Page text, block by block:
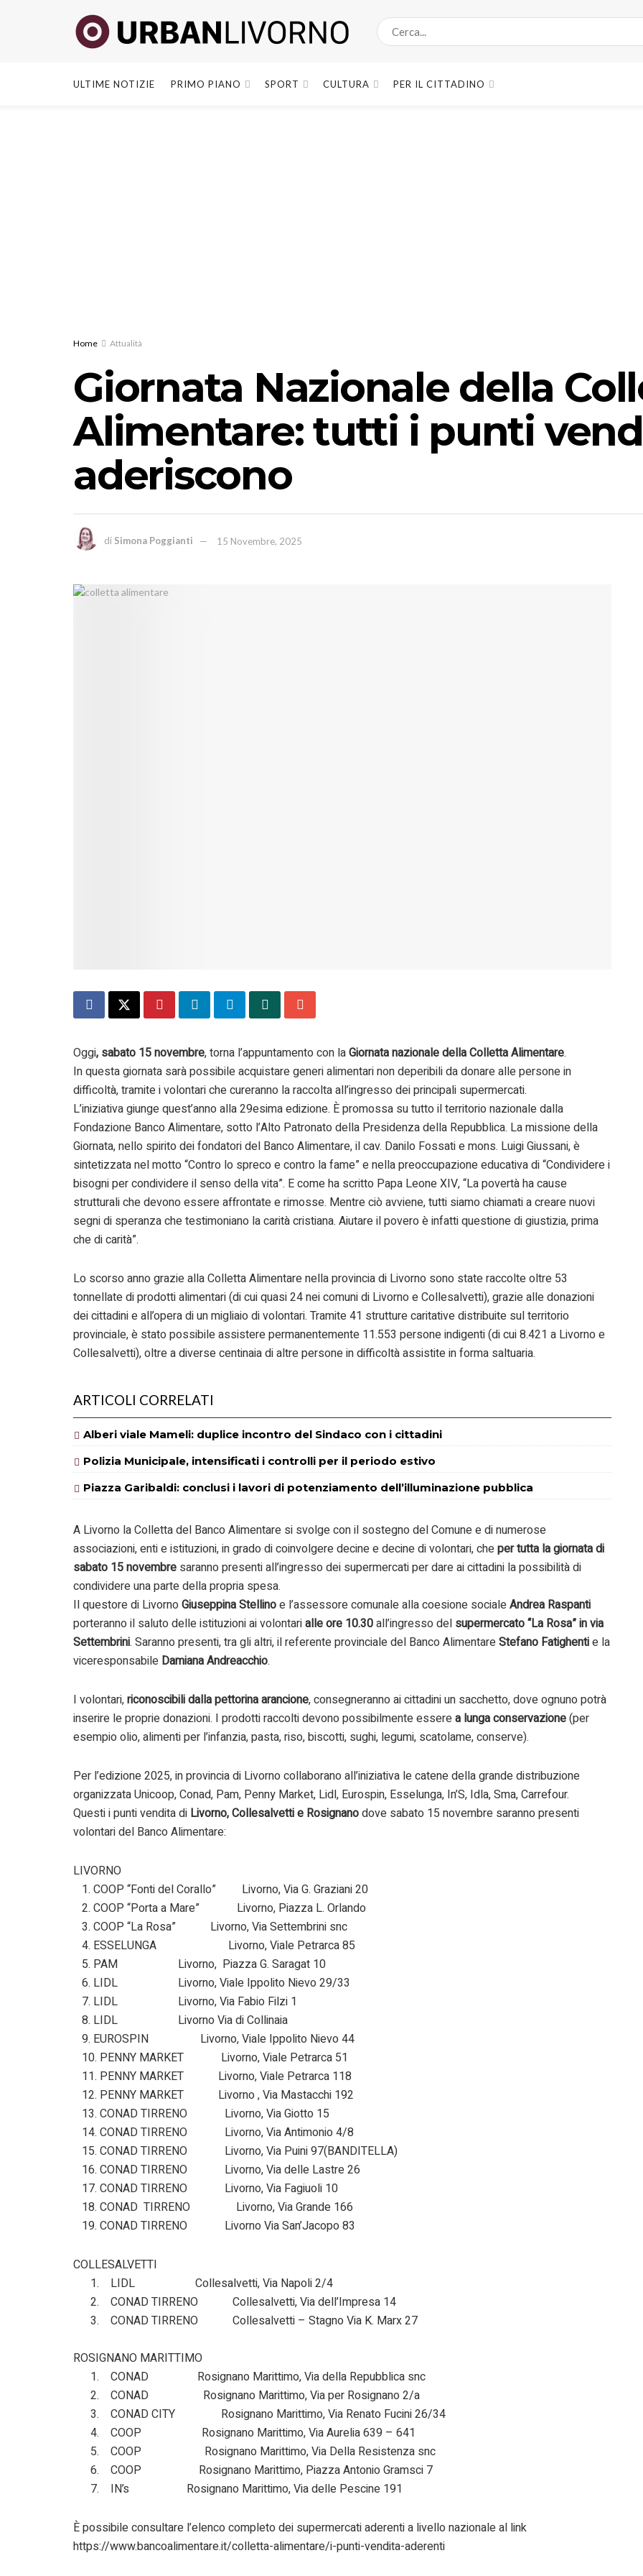
ULTIME NOTIZIE PRIMO PIANO SPORT CULTURA PER IL CITTADINO
Home Attualità
Giornata Nazionale della
Alimentare: tutti i punti
aderiscono
di Simona Poggianti 15 Novembre, 2025
Oggi, sabato 15 novembre, torna l’appuntamento con laGiornata nazionale della Colletta Alimentare.
In questa giornata sarà possibile acquistare generi alimentari non deperibili da donare alle persone in
difficoltà, tramite i volontari che cureranno la raccolta all’ingresso dei principali supermercati.
L’iniziativa giunge quest’anno alla 29esima edizione. È promossa su tutto il territorio nazionale dalla
Fondazione Banco Alimentare, sotto l’Alto Patronato della Presidenza della Repubblica. La missione della
Giornata, nello spirito dei fondatori del Banco Alimentare, il cav. Danilo Fossati e mons. Luigi Giussani, è
sintetizzata nel motto “Contro lo spreco e contro la fame” e nella preoccupazione educativa di “Condividere i
bisogni per condividere il senso della vita”. E come ha scritto Papa Leone XIV, “La povertà ha cause
strutturali che devono essere affrontate e rimosse. Mentre ciò avviene, tutti siamo chiamati a creare nuovi
segni di speranza che testimoniano la carità cristiana. Aiutare il povero è infatti questione di giustizia, prima
che di carità”.
Lo scorso anno grazie alla Colletta Alimentare nella provincia di Livorno sono state raccolte oltre 53
tonnellate di prodotti alimentari (di cui quasi 24 nei comuni di Livorno e Collesalvetti), grazie alle donazioni
dei cittadini e all’opera di un migliaio di volontari. Tramite 41 strutture caritative distribuite sul territorio
provinciale, è stato possibile assistere permanentemente 11.553 persone indigenti (di cui 8.421 a Livorno e
Collesalvetti), oltre a diverse centinaia di altre persone in difficoltà assistite in forma saltuaria.
ARTICOLI CORRELATI
Alberi viale Mameli: duplice incontro del Sindaco con i cittadini
Polizia Municipale, intensificati i controlli per il periodo estivo
Piazza Garibaldi: conclusi i lavori di potenziamento dell’illuminazione pubblica
A Livorno la Colletta del Banco Alimentare si svolge con il sostegno del Comune e di numerose
associazioni, enti e istituzioni, in grado di coinvolgere decine e decine di volontari, cheper tutta la giornata di
sabato 15 novembre saranno presenti all’ingresso dei supermercati per dare ai cittadini la possibilità di
condividere una parte della propria spesa.
Il questore di LivornoGiuseppina Stellinoe l’assessore comunale alla coesione socialeAndrea Raspanti
porteranno il saluto delle istituzioni ai volontarialle ore 10.30all’ingresso del supermercato “La Rosa” in via
Settembrini. Saranno presenti, tra gli altri, il referente provinciale del Banco AlimentareStefano Fatighentie la
viceresponsabile Damiana Andreacchio.
I volontari,riconoscibili dalla pettorina arancione, consegneranno ai cittadini un sacchetto, dove ognuno potrà
inserire le proprie donazioni. I prodotti raccolti devono possibilmente esserea lunga conservazione(per
esempio olio, alimenti per l’infanzia, pasta, riso, biscotti, sughi, legumi, scatolame, conserve).
Per l’edizione 2025, in provincia di Livorno collaborano all’iniziativa le catene della grande distribuzione
organizzata Unicoop, Conad, Pam, Penny Market, Lidl, Eurospin, Esselunga, In’S, Idla, Sma, Carrefour.
Questi i punti vendita di Livorno, Collesalvetti e Rosignanodove sabato 15 novembre saranno presenti
volontari del Banco Alimentare:
LIVORNO
1. COOP “Fonti del Corallo” Livorno, Via G. Graziani 20
2. COOP “Porta a Mare” Livorno, Piazza L. Orlando
3. COOP “La Rosa” Livorno, Via Settembrini snc
4. ESSELUNGA Livorno, Viale Petrarca 85
5. PAM Livorno, Piazza G. Saragat 10
6. LIDL Livorno, Viale Ippolito Nievo 29/33
7. LIDL Livorno, Via Fabio Filzi 1
8. LIDL Livorno Via di Collinaia
9. EUROSPIN Livorno, Viale Ippolito Nievo 44
10. PENNY MARKET Livorno, Viale Petrarca 51
11. PENNY MARKET Livorno, Viale Petrarca 118
12. PENNY MARKET Livorno , Via Mastacchi 192
13. CONAD TIRRENO Livorno, Via Giotto 15
14. CONAD TIRRENO Livorno, Via Antimonio 4/8
15. CONAD TIRRENO Livorno, Via Puini 97(BANDITELLA)
16. CONAD TIRRENO Livorno, Via delle Lastre 26
17. CONAD TIRRENO Livorno, Via Fagiuoli 10
18. CONAD TIRRENO Livorno, Via Grande 166
19. CONAD TIRRENO Livorno Via San’Jacopo 83
COLLESALVETTI
1. LIDL Collesalvetti, Via Napoli 2/4
2. CONAD TIRRENO Collesalvetti, Via dell’Impresa 14
3. CONAD TIRRENO Collesalvetti – Stagno Via K. Marx 27
ROSIGNANO MARITTIMO
1. CONAD Rosignano Marittimo, Via della Repubblica snc
2. CONAD Rosignano Marittimo, Via per Rosignano 2/a
3. CONAD CITY Rosignano Marittimo, Via Renato Fucini 26/34
4. COOP Rosignano Marittimo, Via Aurelia 639 – 641
5. COOP Rosignano Marittimo, Via Della Resistenza snc
6. COOP Rosignano Marittimo, Piazza Antonio Gramsci 7
7. IN’s Rosignano Marittimo, Via delle Pescine 191
È possibile consultare l’elenco completo dei supermercati aderenti a livello nazionale al link
https://www.bancoalimentare.it/colletta-alimentare/i-punti-vendita-aderenti